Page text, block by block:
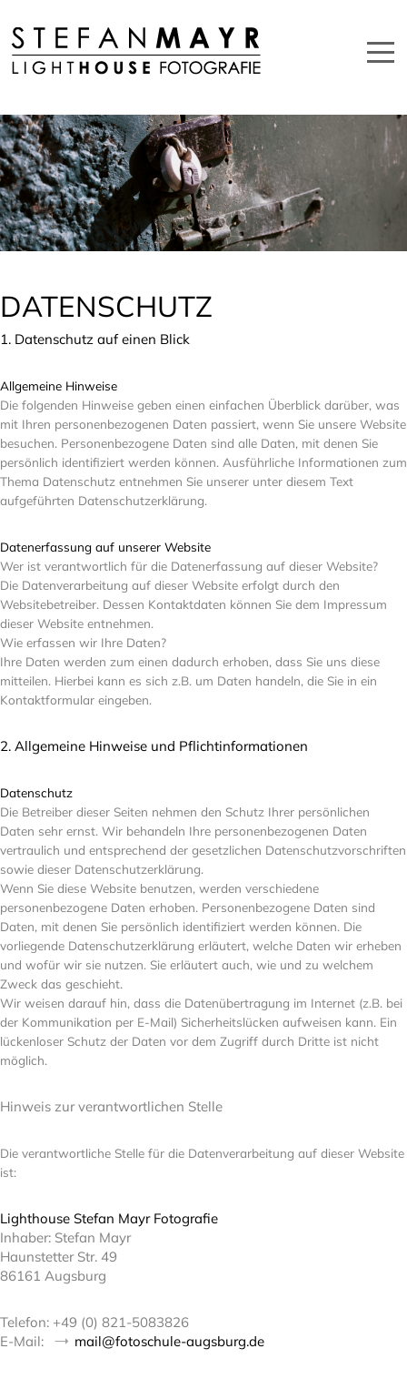
Off-
DATENSCHUTZ
1. Datenschutz auf einen Blick
Allgemeine Hinweise
Die folgenden Hinweise geben einen einfachen Überblick darüber, was
mit Ihren personenbezogenen Daten passiert, wenn Sie unsere Website
besuchen. Personenbezogene Daten sind alle Daten, mit denen Sie
persönlich identifiziert werden können. Ausführliche Informationen zum
Thema Datenschutz entnehmen Sie unserer unter diesem Text
aufgeführten Datenschutzerklärung.
Datenerfassung auf unserer Website
Wer ist verantwortlich für die Datenerfassung auf dieser Website?
Die Datenverarbeitung auf dieser Website erfolgt durch den
Websitebetreiber. Dessen Kontaktdaten können Sie dem Impressum
dieser Website entnehmen.
Wie erfassen wir Ihre Daten?
Ihre Daten werden zum einen dadurch erhoben, dass Sie uns diese
mitteilen. Hierbei kann es sich z.B. um Daten handeln, die Sie in ein
Kontaktformular eingeben.
2. Allgemeine Hinweise und Pflichtinformationen
Datenschutz
Die Betreiber dieser Seiten nehmen den Schutz Ihrer persönlichen
Daten sehr ernst. Wir behandeln Ihre personenbezogenen Daten
vertraulich und entsprechend der gesetzlichen Datenschutzvorschriften
sowie dieser Datenschutzerklärung.
Wenn Sie diese Website benutzen, werden verschiedene
personenbezogene Daten erhoben. Personenbezogene Daten sind
Daten, mit denen Sie persönlich identifiziert werden können. Die
vorliegende Datenschutzerklärung erläutert, welche Daten wir erheben
und wofür wir sie nutzen. Sie erläutert auch, wie und zu welchem
Zweck das geschieht.
Wir weisen darauf hin, dass die Datenübertragung im Internet (z.B. bei
der Kommunikation per E-Mail) Sicherheitslücken aufweisen kann. Ein
lückenloser Schutz der Daten vor dem Zugriff durch Dritte ist nicht
möglich.
Hinweis zur verantwortlichen Stelle
Die verantwortliche Stelle für die Datenverarbeitung auf dieser Website
ist:
Lighthouse Stefan Mayr Fotografie
Inhaber: Stefan Mayr
Haunstetter Str. 49
86161 Augsburg
Telefon: +49 (0) 821-5083826
E-Mail:
mail@fotoschule-augsburg.de